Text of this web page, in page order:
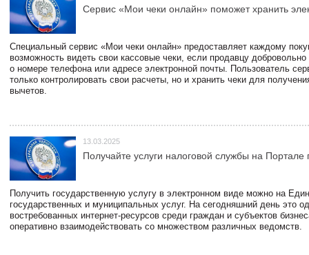
Сервис «Мои чеки онлайн» поможет хранить
Специальный сервис «Мои чеки онлайн» предоставляет каждому
возможность видеть свои кассовые чеки, если продавцу
о номере телефона или адресе электронной почты. Пользователь
только контролировать свои расчеты, но и хранить чеки для
вычетов.
13.03.2025
Получайте услуги налоговой службы на Портале
Получить государственную услугу в электронном виде можно на
государственных и муниципальных услуг. На сегодняшний день это
востребованных интернет-ресурсов среди граждан и субъектов
оперативно взаимодействовать со множеством различных ведомств.